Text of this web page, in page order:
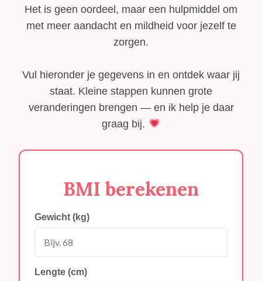
Het is geen oordeel, maar een hulpmiddel om
met meer aandacht en mildheid voor jezelf te
zorgen.
Vul hieronder je gegevens in en ontdek waar jij
staat. Kleine stappen kunnen grote
veranderingen brengen — en ik help je daar
graag bij.
BMI berekenen
Gewicht (kg)
Lengte (cm)